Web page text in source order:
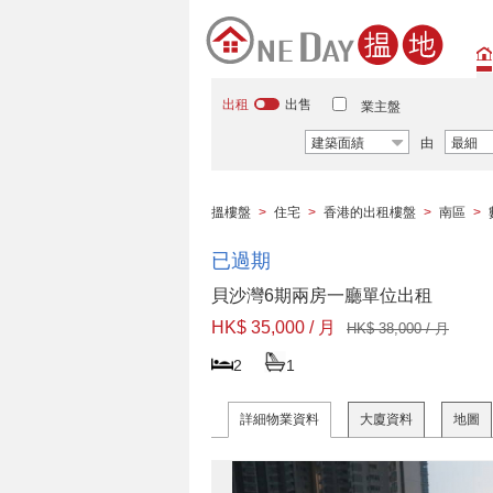
出租 出售 業主盤
建築面績 由 最細
搵樓盤 > 住宅 > 香港的出租樓盤 > 南區 >
已過期
貝沙灣6期兩房一廳單位出租
HK$ 35,000 / 月
HK$ 38,000 / 月
2 1
詳細物業資料 大廈資料 地圖